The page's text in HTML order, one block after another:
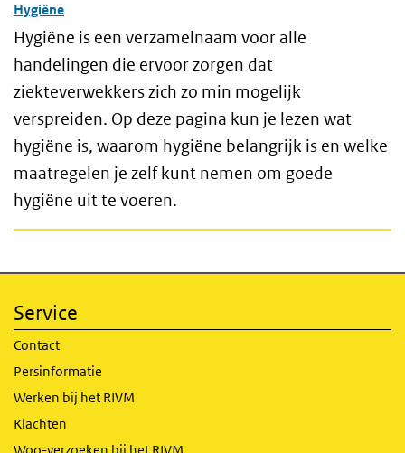
Hygiëne
Hygiëne is een verzamelnaam voor alle
handelingen die ervoor zorgen dat
ziekteverwekkers zich zo min mogelijk
verspreiden. Op deze pagina kun je lezen wat
hygiëne is, waarom hygiëne belangrijk is en welke
maatregelen je zelf kunt nemen om goede
hygiëne uit te voeren.
Service
Contact
Persinformatie
Werken bij het RIVM
Klachten